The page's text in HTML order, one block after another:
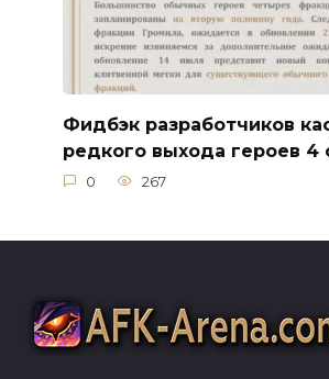
Фидбэк разработчиков
редкого выхода героев 4
0 267